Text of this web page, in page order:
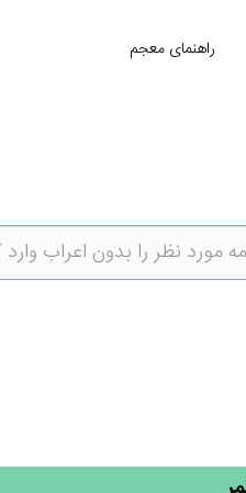
راهنمای معجم